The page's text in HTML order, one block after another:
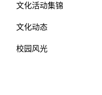
文化活动集锦
文化动态
校园风光